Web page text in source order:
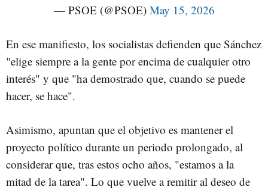
— PSOE (@PSOE) May 15, 2026
En ese manifiesto, los socialistas defienden que Sánchez
"elige siempre a la gente por encima de cualquier otro
interés" y que "ha demostrado que, cuando se puede
hacer, se hace".
Asimismo, apuntan que el objetivo es mantener el
proyecto político durante un periodo prolongado, al
considerar que, tras estos ocho años, "estamos a la
mitad de la tarea". Lo que vuelve a remitir al deseo de